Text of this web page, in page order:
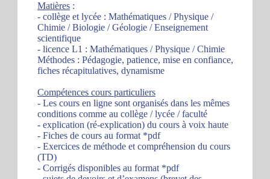
Matières :
- collège et lycée : Mathématiques / Physique /
Chimie / Biologie / Géologie / Enseignement
scientifique
- licence L1 : Mathématiques / Physique / Chimie
Méthodes : Pédagogie, patience, mise en confiance,
fiches récapitulatives, dynamisme
Compétences cours particuliers
- Les cours en ligne sont organisés dans les mêmes
conditions comme au collège / lycée / faculté
- explication (ré-explication) du cours à voix haute
- Fiches de cours au format *pdf
- Exercices de méthode et compréhension du cours
(TD)
- Corrigés disponibles au format *pdf